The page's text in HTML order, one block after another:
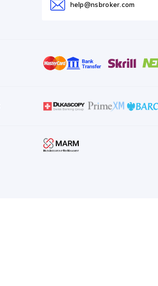
help@nsbroker.com